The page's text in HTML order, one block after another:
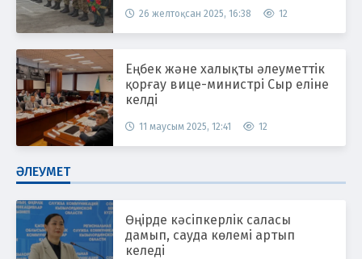
26 желтоқсан 2025, 16:38 12
Еңбек және халықты әлеуметтік
қорғау вице-министрі Сыр еліне
келді
11 маусым 2025, 12:41 12
ӘЛЕУМЕТ
Өңірде кәсіпкерлік саласы
дамып, сауда көлемі артып
келеді